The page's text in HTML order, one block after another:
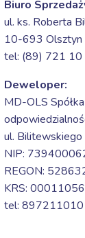
Biuro
ul. ks. Roberta
10-693 Olsztyn
tel: (89) 721 10
Deweloper:
MD-OLS
ul.
NIP:
REGON:
KRS:
tel: 897211010